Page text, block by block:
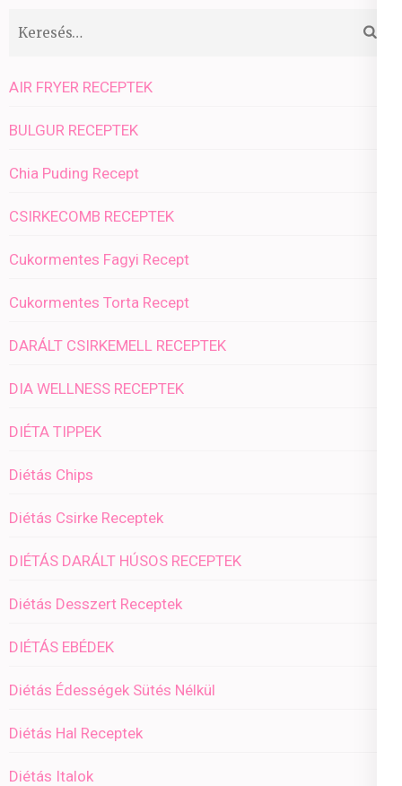
Keresés:
AIR FRYER RECEPTEK
BULGUR RECEPTEK
Chia Puding Recept
CSIRKECOMB RECEPTEK
Cukormentes Fagyi Recept
Cukormentes Torta Recept
DARÁLT CSIRKEMELL RECEPTEK
DIA WELLNESS RECEPTEK
DIÉTA TIPPEK
Diétás Chips
Diétás Csirke Receptek
DIÉTÁS DARÁLT HÚSOS RECEPTEK
Diétás Desszert Receptek
DIÉTÁS EBÉDEK
Diétás Édességek Sütés Nélkül
Diétás Hal Receptek
Diétás Italok